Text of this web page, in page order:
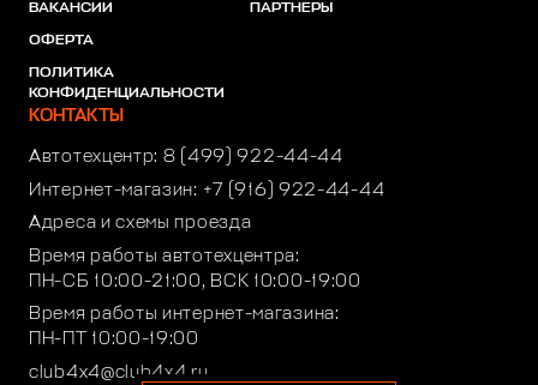
ВАКАНСИИ
ОФЕРТА
ПОЛИТИКА
КОНФИДЕНЦИАЛЬНОСТИ
ПАРТНЕРЫ
КОНТАКТЫ
Автотехцентр: 8 (499) 922-44-44
Интернет-магазин: +7 (916) 922-44-44
Адреса и схемы проезда
Время работы автотехцентра:
ПН-СБ 10:00-21:00, ВСК 10:00-19:00
Время работы интернет-магазина:
ПН-ПТ 10:00-19:00
club4x4@club4x4.ru